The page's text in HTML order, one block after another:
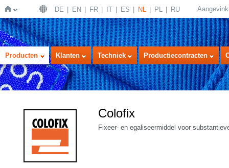
Home
DE EN FR IT ES NL PL RU
Producten Klanten Techniek Productiecontracten
Colofix
Fixeer- en egaliseermiddel voor